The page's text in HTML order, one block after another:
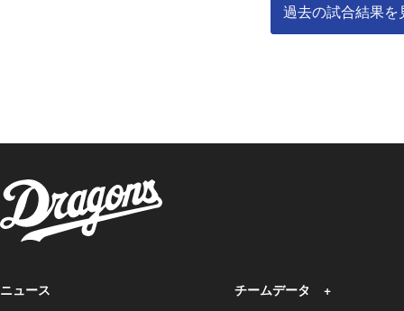
過去の試合結果
ニュース
チームデータ